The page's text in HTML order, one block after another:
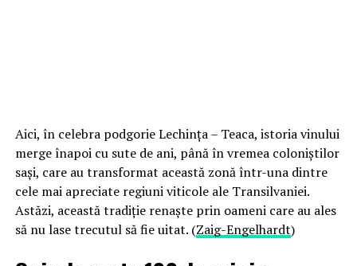
Aici, în celebra podgorie Lechința – Teaca, istoria vinului
merge înapoi cu sute de ani, până în vremea coloniștilor
sași, care au transformat această zonă într-una dintre
cele mai apreciate regiuni viticole ale Transilvaniei.
Astăzi, această tradiție renaște prin oameni care au ales
să nu lase trecutul să fie uitat. (Zaig-Engelhardt)